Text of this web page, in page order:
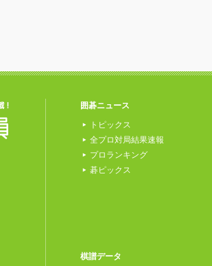
囲碁ニュース
トピックス
全プロ対局結果速報
プロランキング
碁ピックス
棋譜データ